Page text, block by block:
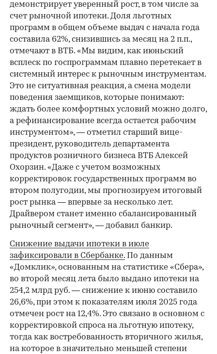
демонстрирует уверенный рост, в том числе за
счет рыночной ипотеки. Доля льготных
программ в общем объеме выдач с начала года
составила 62%, снизившись за месяц на 2 п.п.,
отмечают в ВТБ. «Мы видим, как июньский
всплеск по госпрограммам плавно перетекает в
системный интерес к рыночным инструментам.
Это не ситуативная реакция, а смена модели
поведения заемщиков, которые понимают:
ждать более комфортных условий можно долго,
а рефинансирование всегда остается рабочим
инструментом», — отметил старший вице-
президент, руководитель департамента
продуктов розничного бизнеса ВТБ Алексей
Охорзин. «Даже с учетом возможных
корректировок государственных программ во
втором полугодии, мы прогнозируем итоговый
рост рынка — впервые за несколько лет.
Драйвером станет именно сбалансированный
рыночный сегмент», — добавил банкир.
Снижение выдачи ипотеки в июле
зафиксировали в Сбербанке. По данным
«Домклик», основанным на статистике «Сбера»,
во второй месяц лета было выдано ипотеки на
254,2 млрд руб. — снижение к июню составило
26,6%, при этом к показателям июля 2025 года
отмечен рост на 12,4%. Это связано в основном с
корректировкой спроса на льготную ипотеку,
тогда как востребованность вторичного жилья,
на которое в значительно меньшей степени